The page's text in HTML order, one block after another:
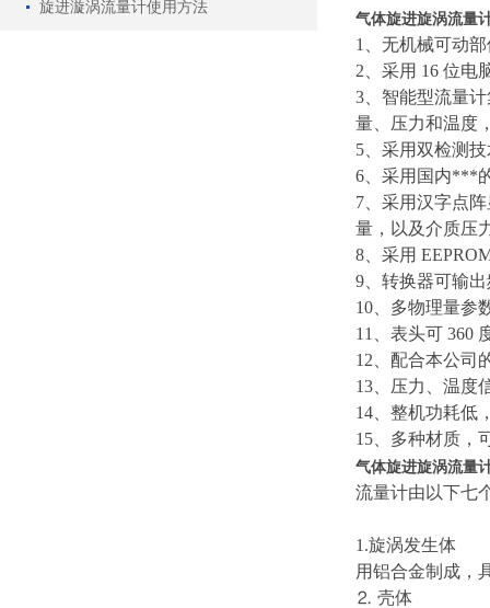
旋进漩涡流量计使用方法
气体旋进旋涡流量
1、无机械可动
2、采用 16 位电
3、智能型流量
量、压力和温度
5、采用双检测
6、采用国内***
7、采用汉字点
量，以及介质压
8、采用
9、转换器可输
10、多物理量参
11、表头可 360
12、配合本公司
13、压力、温度
14、整机功耗低
15、多种材质，
气体旋进旋涡流量
流量计由以下七
1.旋涡发生体
用铝合金制成，
⒉ 壳体